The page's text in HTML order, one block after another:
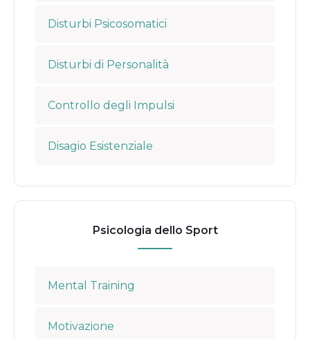
Disturbi Psicosomatici
Disturbi di Personalità
Controllo degli Impulsi
Disagio Esistenziale
Psicologia dello Sport
Mental Training
Motivazione